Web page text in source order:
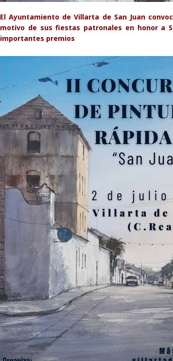
El Ayuntamiento de Villarta de San Juan
motivo de sus fiestas patronales en honor a
importantes premios